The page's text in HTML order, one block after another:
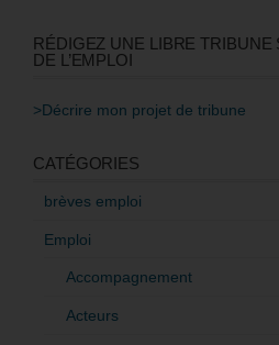
RÉDIGEZ UNE LIBRE TRIBUNE
DE L’EMPLOI
>Décrire mon projet de tribune
CATÉGORIES
brèves emploi
Emploi
Accompagnement
Acteurs